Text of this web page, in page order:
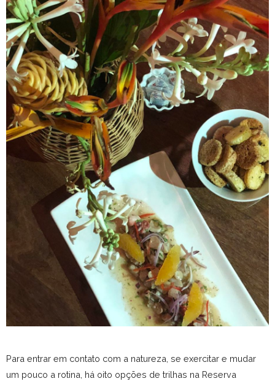
Para entrar em contato com a natureza, se exercitar e mudar
um pouco a rotina, há oito opções de trilhas na Reserva